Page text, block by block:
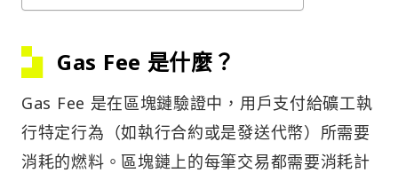
Gas Fee 是什麼？
Gas Fee 是在區塊鏈驗證中，用戶支付給礦工執
行特定行為（如執行合約或是發送代幣）所需要
消耗的燃料。區塊鏈上的每筆交易都需要消耗計